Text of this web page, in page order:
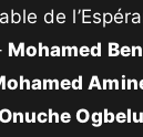
de
Mohamed
Ogbelu